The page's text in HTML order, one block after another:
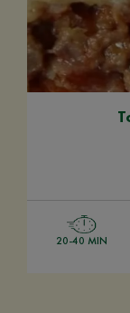
20-40 MIN